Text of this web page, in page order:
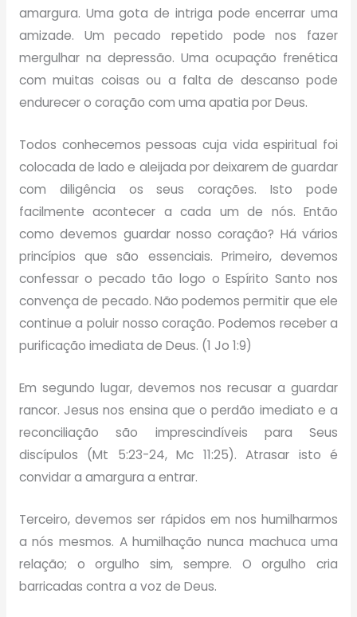
amargura. Uma gota de intriga pode encerrar uma
amizade. Um pecado repetido pode nos fazer
mergulhar na depressão. Uma ocupação frenética
com muitas coisas ou a falta de descanso pode
endurecer o coração com uma apatia por Deus.
Todos conhecemos pessoas cuja vida espiritual foi
colocada de lado e aleijada por deixarem de guardar
com diligência os seus corações. Isto pode
facilmente acontecer a cada um de nós. Então
como devemos guardar nosso coração? Há vários
princípios que são essenciais. Primeiro, devemos
confessar o pecado tão logo o Espírito Santo nos
convença de pecado. Não podemos permitir que ele
continue a poluir nosso coração. Podemos receber a
purificação imediata de Deus. (1 Jo 1:9)
Em segundo lugar, devemos nos recusar a guardar
rancor. Jesus nos ensina que o perdão imediato e a
reconciliação são imprescindíveis para Seus
discípulos (Mt 5:23-24, Mc 11:25). Atrasar isto é
convidar a amargura a entrar.
Terceiro, devemos ser rápidos em nos humilharmos
a nós mesmos. A humilhação nunca machuca uma
relação; o orgulho sim, sempre. O orgulho cria
barricadas contra a voz de Deus.